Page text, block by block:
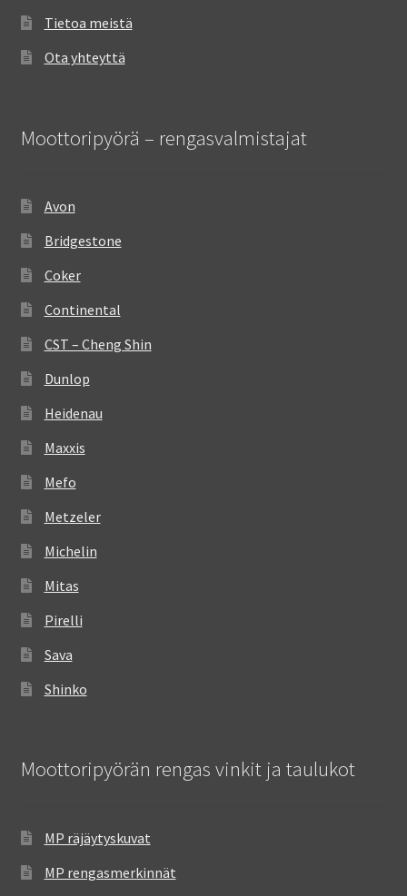
Tietoa meistä
Ota yhteyttä
Moottoripyörä – rengasvalmistajat
Avon
Bridgestone
Coker
Continental
CST – Cheng Shin
Dunlop
Heidenau
Maxxis
Mefo
Metzeler
Michelin
Mitas
Pirelli
Sava
Shinko
Moottoripyörän rengas vinkit ja taulukot
MP räjäytyskuvat
MP rengasmerkinnät